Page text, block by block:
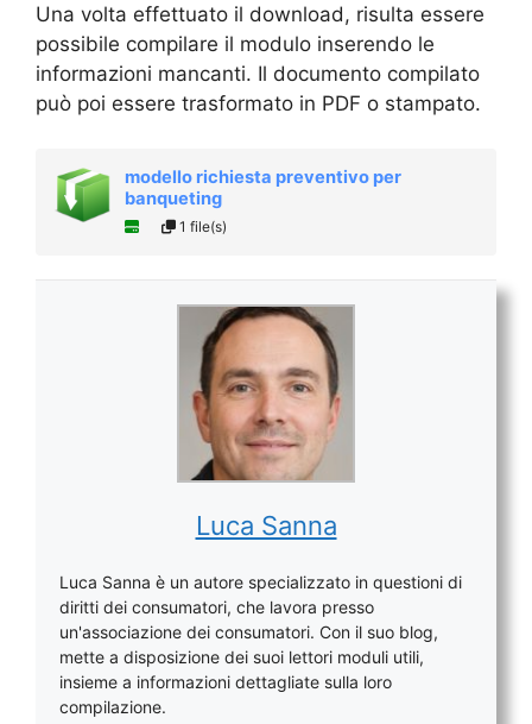
Una volta effettuato il download, risulta essere
possibile compilare il modulo inserendo le
informazioni mancanti. Il documento compilato
può poi essere trasformato in PDF o stampato.
modello richiesta preventivo per
banqueting
1 file(s)
Luca Sanna
Luca Sanna è un autore specializzato in questioni di
diritti dei consumatori, che lavora presso
un'associazione dei consumatori. Con il suo blog,
mette a disposizione dei suoi lettori moduli utili,
insieme a informazioni dettagliate sulla loro
compilazione.